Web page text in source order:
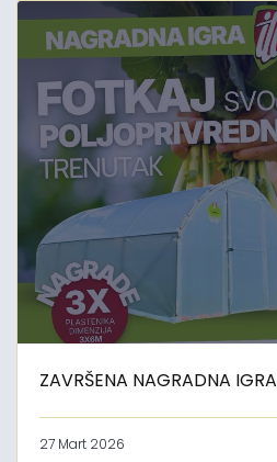
ZAVRŠENA NAGRADNA IGRA
27 Mart 2026